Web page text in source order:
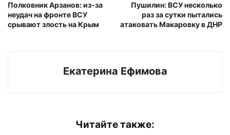
Полковник Арзанов: из-за
неудач на фронте ВСУ
срывают злость на Крым
Пушилин: ВСУ несколько
раз за сутки пытались
атаковать Макаровку в ДНР
Екатерина Ефимова
Читайте также: